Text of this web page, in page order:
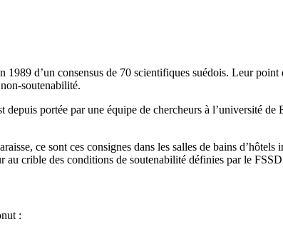
d’un consensus de 70 scientifiques suédois. Leur point
soutenabilité.
portée par une équipe de chercheurs à l’université de
ce sont ces consignes dans les salles de bains
au crible des conditions de soutenabilité définies par le
: